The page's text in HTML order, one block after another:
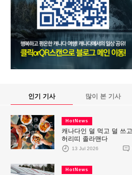
인기 기사 많이 본 기사
HotNews
캐나다인 덜 먹고 덜 쓰고
허리띠 졸라맨다
13 Jul 2026
HotNews